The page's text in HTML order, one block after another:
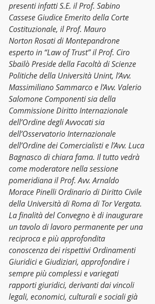
presenti infatti S.E. il Prof. Sabino
Cassese Giudice Emerito della Corte
Costituzionale, il Prof. Mauro
Norton Rosati di Montepandrone
esperto in “Law of Trust” il Prof. Ciro
Sbailò Preside della Facoltà di Scienze
Politiche della Università Unint, l’Avv.
Massimiliano Sammarco e l’Avv. Valerio
Salomone Componenti sia della
Commissione Diritto Internazionale
dell’Ordine degli Avvocati sia
dell’Osservatorio Internazionale
dell’Ordine dei Comercialisti e l’Avv. Luca
Bagnasco di chiara fama. Il tutto vedrà
come moderatore nella sessione
pomeridiana il Prof. Avv. Arnaldo
Morace Pinelli Ordinario di Diritto Civile
della Università di Roma di Tor Vergata.
La finalità del Convegno è di inaugurare
un tavolo di lavoro permanente per una
reciproca e più approfondita
conoscenza dei rispettivi Ordinamenti
Giuridici e Giudiziari, approfondire i
sempre più complessi e variegati
rapporti giuridici, derivanti dai vincoli
legali, economici, culturali e sociali già